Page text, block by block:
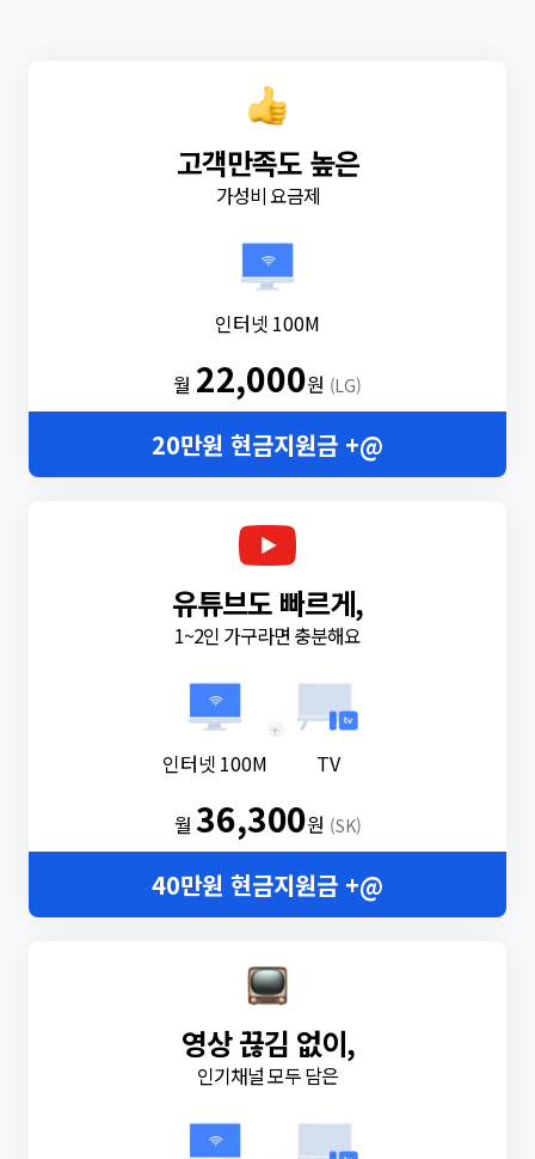
고객만족도 높은
가성비 요금제
인터넷 100M
월 22,000원 (LG)
20만원 현금지원금 +@
유튜브도 빠르게,
1~2인 가구라면 충분해요
인터넷 100M
+
TV
월36,300원 (SK)
40만원 현금지원금 +@
영상 끊김 없이,
인기채널 모두 담은